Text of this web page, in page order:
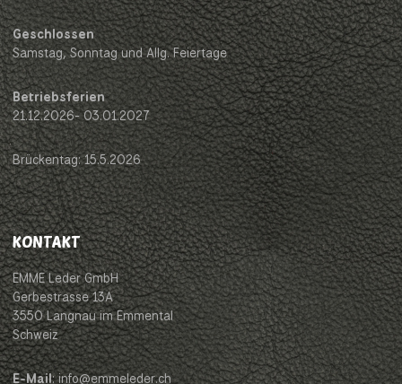
Geschlossen
Samstag, Sonntag und Allg. Feiertage
Betriebsferien
21.12.2026- 03.01.2027
Brückentag: 15.5.2026
KONTAKT
EMME Leder GmbH
Gerbestrasse 13A
3550 Langnau im Emmental
Schweiz
E-Mail: info@emmeleder.ch